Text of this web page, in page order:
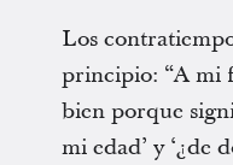
Los
principio: “A mi
bien porque
mi edad’ y ‘¿de